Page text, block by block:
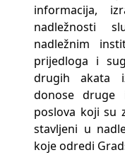
informacija,
nadležnosti
nadležnim
prijedloga i
drugih akata
donose druge
poslova koji su
stavljeni u
koje odredi